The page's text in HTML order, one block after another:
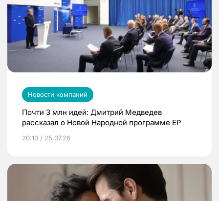
Новости компаний
Почти 3 млн идей: Дмитрий Медведев
рассказал о Новой Народной программе ЕР
20:10 / 25.07.26